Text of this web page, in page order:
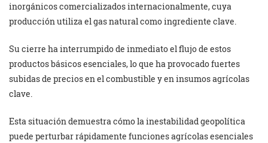
inorgánicos comercializados internacionalmente, cuya
producción utiliza el gas natural como ingrediente clave.
Su cierre ha interrumpido de inmediato el flujo de estos
productos básicos esenciales, lo que ha provocado fuertes
subidas de precios en el combustible y en insumos agrícolas
clave.
Esta situación demuestra cómo la inestabilidad geopolítica
puede perturbar rápidamente funciones agrícolas esenciales